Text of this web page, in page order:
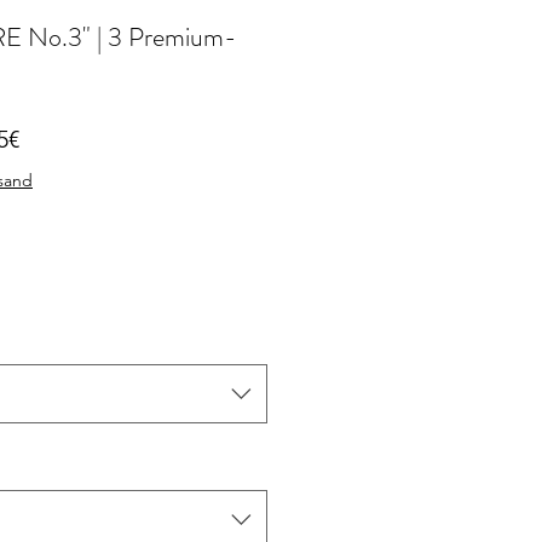
No.3" | 3 Premium-
Sale-
Preis